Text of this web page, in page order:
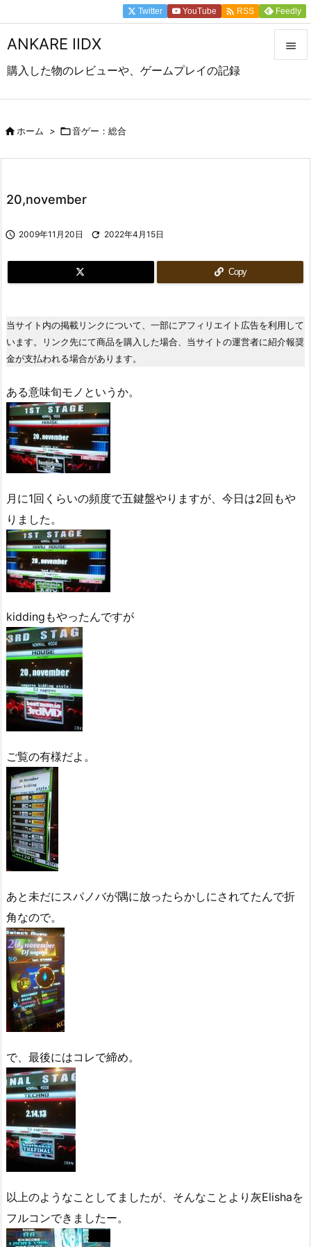
ANKARE IIDX
購入した物のレビューや、ゲームプレイの記録

Twitter YouTube  RSS Feedly
ホーム > 音ゲー：総合
20,november
 2009年11月20日  2022年4月15日
Copy
当サイト内の掲載リンクについて、一部にアフィリエイト広告を利用して
います。リンク先にて商品を購入した場合、当サイトの運営者に紹介報奨
金が支払われる場合があります。
ある意味旬モノというか。
月に1回くらいの頻度で五鍵盤やりますが、今日は2回もや
りました。
kiddingもやったんですが
ご覧の有様だよ。
あと未だにスパノバが隅に放ったらかしにされてたんで折
角なので。
で、最後にはコレで締め。
以上のようなことしてましたが、そんなことより灰Elishaを
フルコンできましたー。